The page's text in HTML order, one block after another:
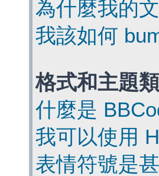
為什麼我的
我該如何
格式和主題
什麼是
我可以使用
表情符號是